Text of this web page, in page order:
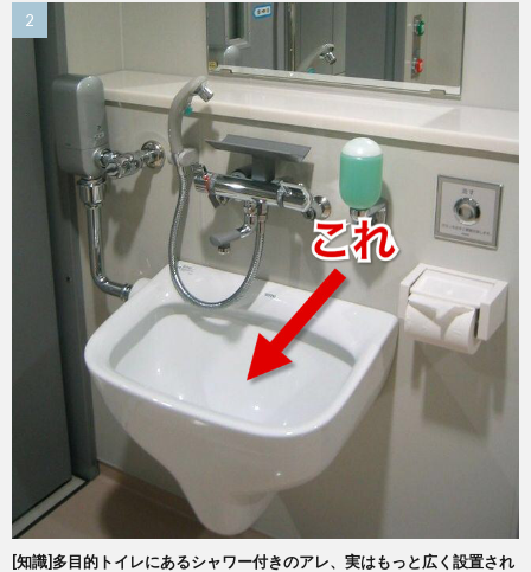
[知識]多目的トイレにあるシャワー付きのアレ、実はもっと広く設置され